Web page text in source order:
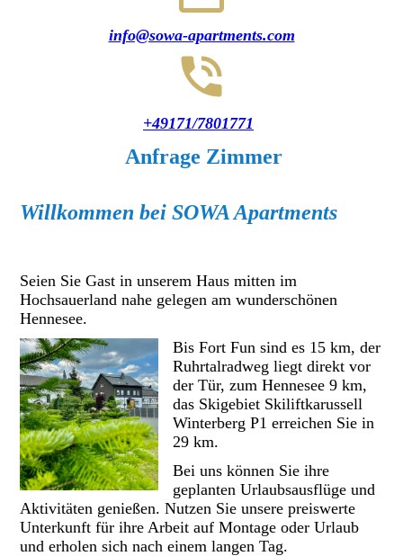
info@sowa-apartments.com
+49171/7801771
Anfrage Zimmer
Willkommen bei SOWA Apartments
Seien Sie Gast in unserem Haus mitten im
Hochsauerland nahe gelegen am wunderschönen
Hennesee.
Bis Fort Fun sind es 15 km, der
Ruhrtalradweg liegt direkt vor
der Tür, zum Hennesee 9 km,
das Skigebiet Skiliftkarussell
Winterberg P1 erreichen Sie in
29 km.
Bei uns können Sie ihre
geplanten Urlaubsausflüge und
Aktivitäten genießen. Nutzen Sie unsere preiswerte
Unterkunft für ihre Arbeit auf Montage oder Urlaub
und erholen sich nach einem langen Tag.